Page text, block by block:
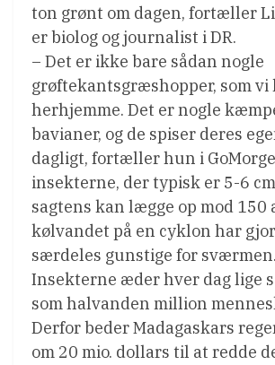
ton grønt om dagen, fortæller
er biolog og journalist i DR.
– Det er ikke bare sådan nogle
grøftekantsgræshopper, som vi
herhjemme. Det er nogle
bavianer, og de spiser deres
dagligt, fortæller hun i
insekterne, der typisk er 5-6
sagtens kan lægge op mod 150
kølvandet på en cyklon har
særdeles gunstige for sværmen.
Insekterne æder hver dag lige
som halvanden million
Derfor beder Madagaskars
om 20 mio. dollars til at redde